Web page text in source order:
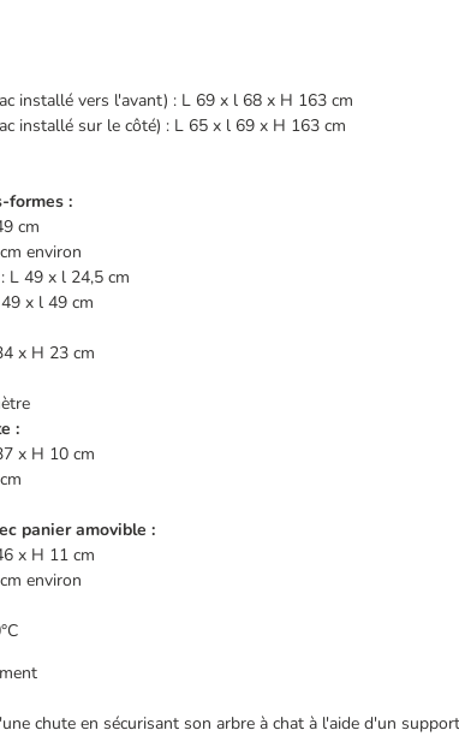
installé vers l'avant) : L 69 x l 68 x H 163 cm
installé sur le côté) : L 65 x l 69 x H 163 cm
formes :
cm
environ
L 49 x l 24,5 cm
x l 49 cm
x H 23 cm
:
x H 10 cm
panier amovible :
x H 11 cm
environ
chute en sécurisant son arbre à chat à l'aide d'un